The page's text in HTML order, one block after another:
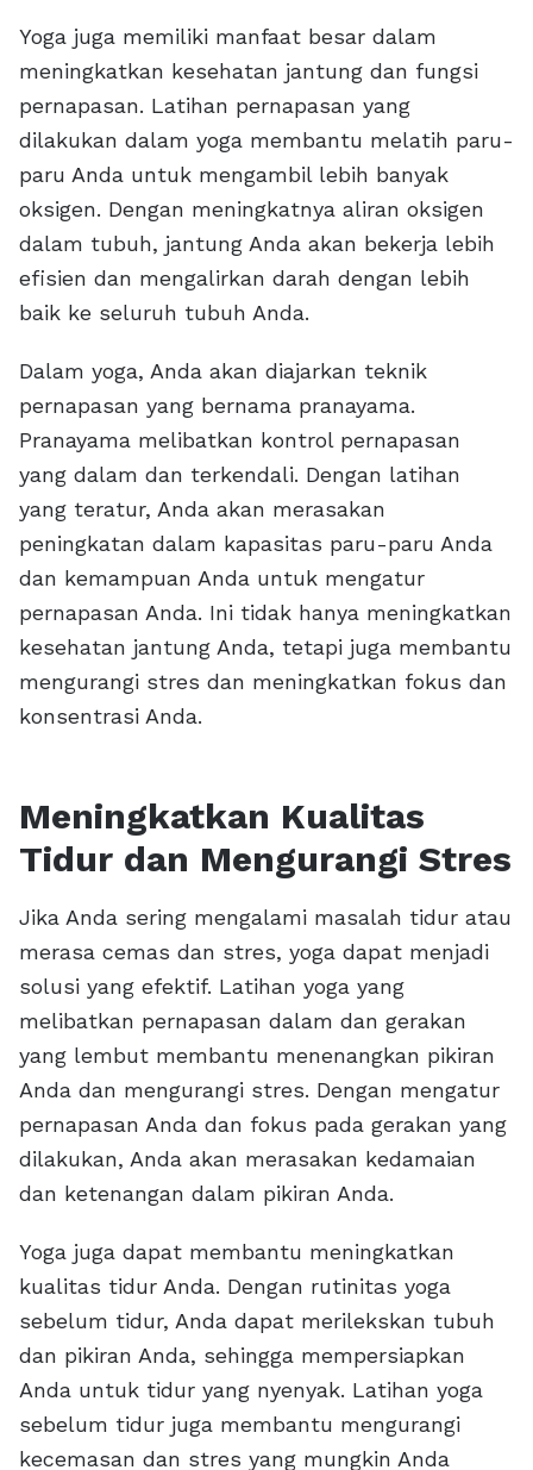
Yoga juga memiliki manfaat besar dalam
meningkatkan kesehatan jantung dan fungsi
pernapasan. Latihan pernapasan yang
dilakukan dalam yoga membantu melatih paru-
paru Anda untuk mengambil lebih banyak
oksigen. Dengan meningkatnya aliran oksigen
dalam tubuh, jantung Anda akan bekerja lebih
efisien dan mengalirkan darah dengan lebih
baik ke seluruh tubuh Anda.
Dalam yoga, Anda akan diajarkan teknik
pernapasan yang bernama pranayama.
Pranayama melibatkan kontrol pernapasan
yang dalam dan terkendali. Dengan latihan
yang teratur, Anda akan merasakan
peningkatan dalam kapasitas paru-paru Anda
dan kemampuan Anda untuk mengatur
pernapasan Anda. Ini tidak hanya meningkatkan
kesehatan jantung Anda, tetapi juga membantu
mengurangi stres dan meningkatkan fokus dan
konsentrasi Anda.
Meningkatkan Kualitas
Tidur dan Mengurangi Stres
Jika Anda sering mengalami masalah tidur atau
merasa cemas dan stres, yoga dapat menjadi
solusi yang efektif. Latihan yoga yang
melibatkan pernapasan dalam dan gerakan
yang lembut membantu menenangkan pikiran
Anda dan mengurangi stres. Dengan mengatur
pernapasan Anda dan fokus pada gerakan yang
dilakukan, Anda akan merasakan kedamaian
dan ketenangan dalam pikiran Anda.
Yoga juga dapat membantu meningkatkan
kualitas tidur Anda. Dengan rutinitas yoga
sebelum tidur, Anda dapat merilekskan tubuh
dan pikiran Anda, sehingga mempersiapkan
Anda untuk tidur yang nyenyak. Latihan yoga
sebelum tidur juga membantu mengurangi
kecemasan dan stres yang mungkin Anda